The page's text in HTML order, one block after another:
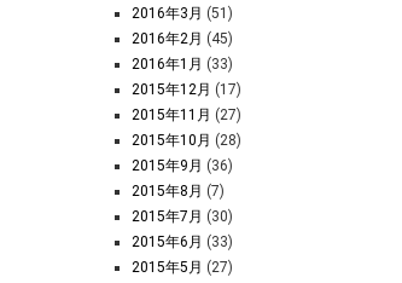
2016年3月 (51)
2016年2月 (45)
2016年1月 (33)
2015年12月 (17)
2015年11月 (27)
2015年10月 (28)
2015年9月 (36)
2015年8月 (7)
2015年7月 (30)
2015年6月 (33)
2015年5月 (27)